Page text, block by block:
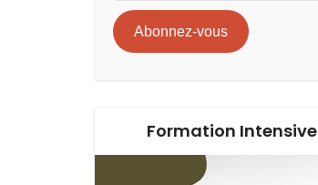
mail
Abonnez-vous
Formation Intensive